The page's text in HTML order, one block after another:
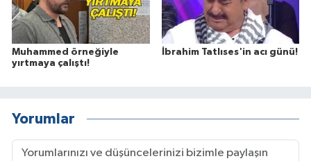
Muhammed örneğiyle
yırtmaya çalıştı!
İbrahim Tatlıses'in acı günü!
Yorumlar